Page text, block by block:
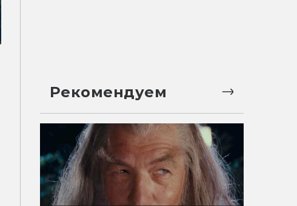
Рекомендуем